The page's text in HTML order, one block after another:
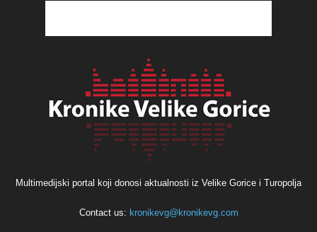
Multimedijski portal koji donosi aktualnosti iz Velike Gorice i Turopolja
Contact us: kronikevg@kronikevg.com